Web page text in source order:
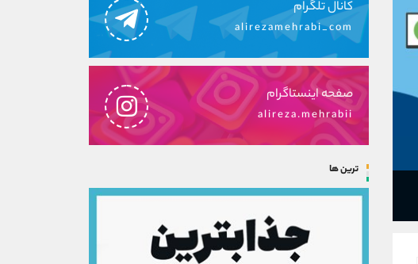
کانال تلگرام
alirezamehrabi_com
صفحه اینستاگرام
alireza.mehrabii
ترین ها